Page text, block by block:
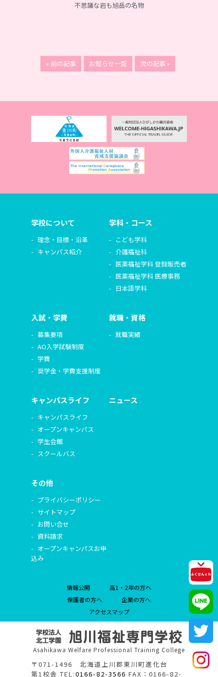
不思議な岩も旭岳の名物
« 前の記事 お知らせ一覧 次の記事 »
学校について
理念・目標・沿革
キャンパス紹介
学科・コース
こども学科
介護福祉科
医薬福祉学科 登録販売者
医薬福祉学科 医療事務
日本語学科
入試・学費
募集要項
AO入学試験制度
学費
奨学金・学費支援制度
就職・資格
就職実績
キャンパスライフ
キャンパスライフ
オープンキャンパス
学生会館
スクールバス
ニュース
その他
プライバシーポリシー
サイトマップ
お問い合せ
資料請求
オープンキャンパスお申
込み
情報公開
高1・2年の方へ
保護者の方へ
企業の方へ
アクセスマップ
Asahikawa Welfare Professional Training College
〒071-1496 北海道上川郡東川町進化台
第1校舎 TEL:0166-82-3566 FAX：0166-82-